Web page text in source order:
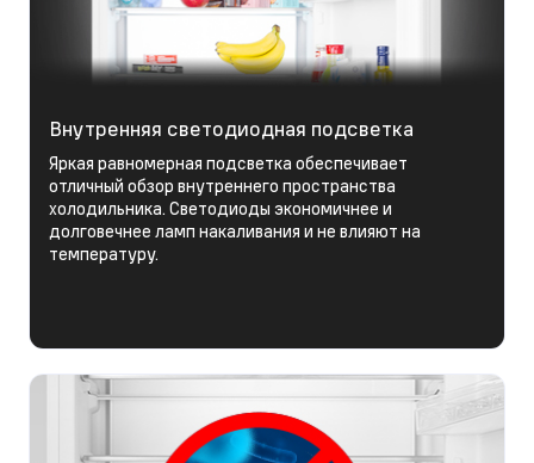
Внутренняя светодиодная подсветка
Яркая равномерная подсветка обеспечивает
отличный обзор внутреннего пространства
холодильника. Светодиоды экономичнее и
долговечнее ламп накаливания и не влияют на
температуру.